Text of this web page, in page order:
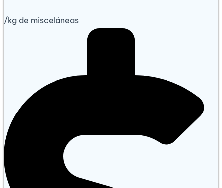
/kg de misceláneas